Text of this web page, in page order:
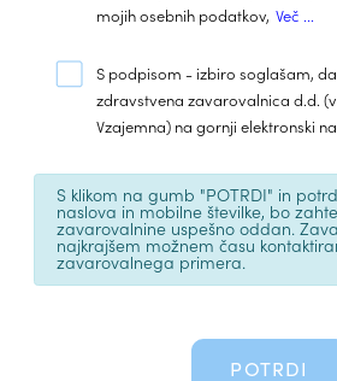
mojih osebnih podatkov, Več ...
S podpisom - izbiro soglašam,
zdravstvena zavarovalnica d.d.
Vzajemna) na gornji elektronski
S klikom na gumb "POTRDI" in
naslova in mobilne številke, bo
zavarovalnine uspešno oddan.
najkrajšem možnem času
zavarovalnega primera.
POTRDI